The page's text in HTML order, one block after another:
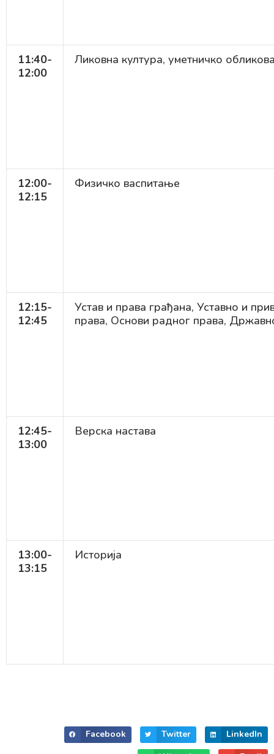
11:40-
12:00
Ликовна култура, уметничко
12:00-
12:15
Физичко васпитање
12:15-
12:45
Устав и права грађана, Уставно и
права, Основи радног права,
12:45-
13:00
Верска настава
13:00-
13:15
Историја
Facebook Twitter
LinkedIn